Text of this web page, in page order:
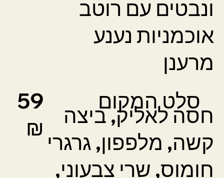
ונבטים עם רוטב
אוכמניות נענע
מרענן
סלט המקום
59
₪
חסה לאליק, ביצה
קשה, מלפפון, גרגרי
חומוס, שרי צבעוני,